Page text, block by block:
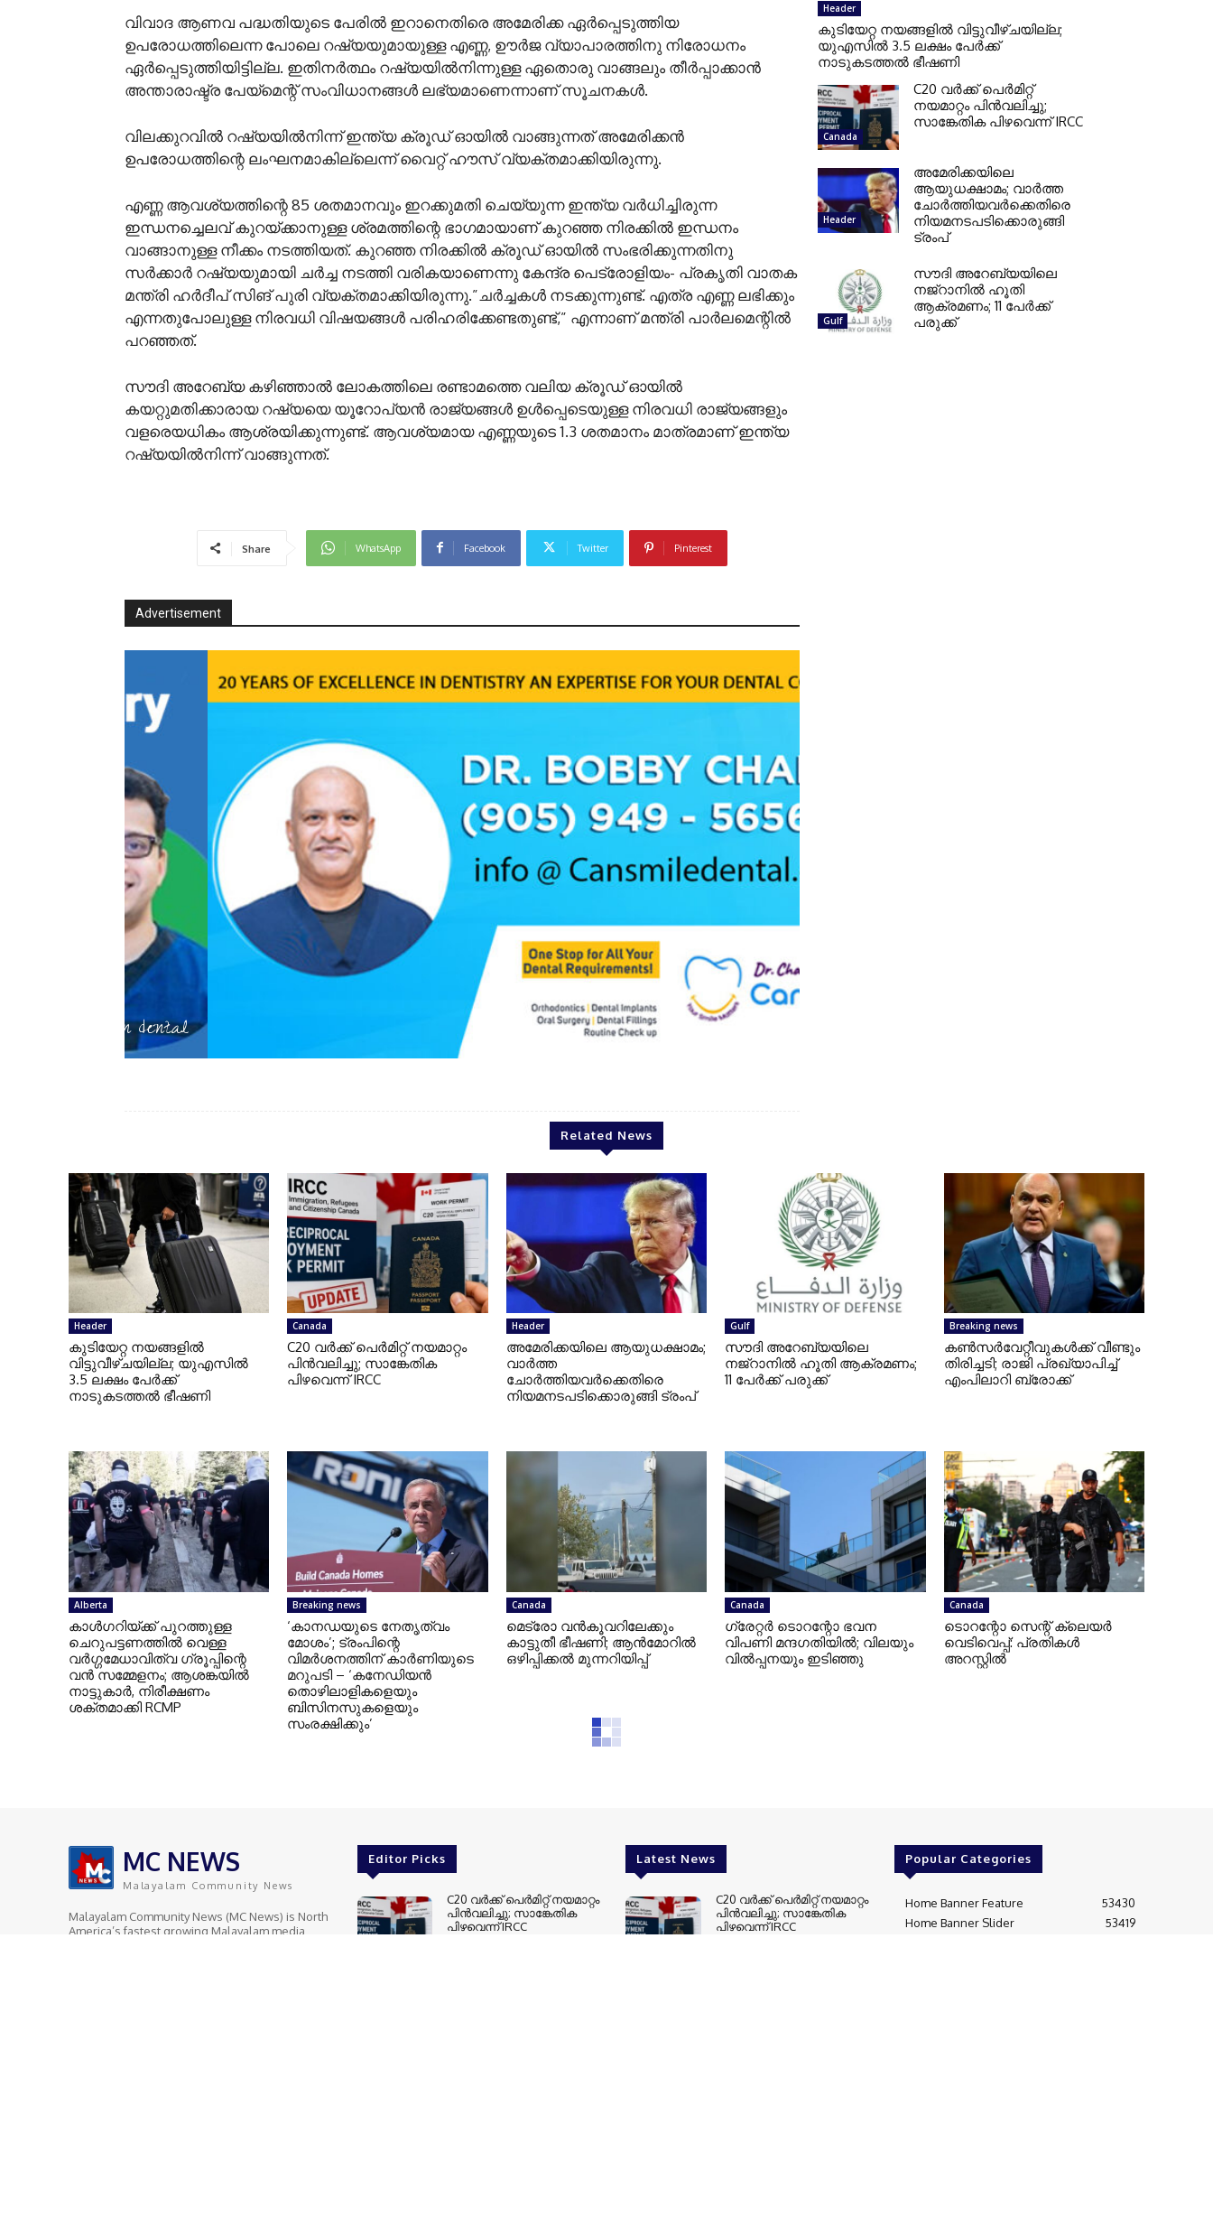
വിവാദ ആണവ പദ്ധതിയുടെ പേരില്‍ ഇറാനെതിരെ അമേരിക്ക ഏര്‍പ്പെടുത്തിയ
ഉപരോധത്തിലെന്ന പോലെ റഷ്യയുമായുള്ള എണ്ണ, ഊര്‍ജ വ്യാപാരത്തിനു നിരോധനം
ഏര്‍പ്പെടുത്തിയിട്ടില്ല. ഇതിനര്‍ത്ഥം റഷ്യയില്‍നിന്നുള്ള ഏതൊരു വാങ്ങലും തീര്‍പ്പാക്കാന്‍
അന്താരാഷ്ട്ര പേയ്മെന്റ് സംവിധാനങ്ങള്‍ ലഭ്യമാണെന്നാണ് സൂചനകൾ.
വിലക്കുറവില്‍ റഷ്യയില്‍നിന്ന് ഇന്ത്യ ക്രൂഡ് ഓയില്‍ വാങ്ങുന്നത് അമേരിക്കന്‍
ഉപരോധത്തിന്റെ ലംഘനമാകില്ലെന്ന് വൈറ്റ് ഹൗസ് വ്യക്തമാക്കിയിരുന്നു.
എണ്ണ ആവശ്യത്തിന്റെ 85 ശതമാനവും ഇറക്കുമതി ചെയ്യുന്ന ഇന്ത്യ വര്‍ധിച്ചിരുന്ന
ഇന്ധനച്ചെലവ് കുറയ്ക്കാനുള്ള ശ്രമത്തിന്റെ ഭാഗമായാണ് കുറഞ്ഞ നിരക്കില്‍ ഇന്ധനം
വാങ്ങാനുള്ള നീക്കം നടത്തിയത്. കുറഞ്ഞ നിരക്കില്‍ ക്രൂഡ് ഓയില്‍ സംഭരിക്കുന്നതിനു
സര്‍ക്കാര്‍ റഷ്യയുമായി ചര്‍ച്ച നടത്തി വരികയാണെന്നു കേന്ദ്ര പെട്രോളിയം- പ്രകൃതി വാതക
മന്ത്രി ഹര്‍ദീപ് സിങ് പുരി വ്യക്തമാക്കിയിരുന്നു.”ചര്‍ച്ചകള്‍ നടക്കുന്നുണ്ട്. എത്ര എണ്ണ ലഭിക്കും
എന്നതുപോലുള്ള നിരവധി വിഷയങ്ങള്‍ പരിഹരിക്കേണ്ടതുണ്ട്,” എന്നാണ് മന്ത്രി പാര്‍ലമെന്റില്‍
പറഞ്ഞത്.
സൗദി അറേബ്യ കഴിഞ്ഞാല്‍ ലോകത്തിലെ രണ്ടാമത്തെ വലിയ ക്രൂഡ് ഓയില്‍
കയറ്റുമതിക്കാരായ റഷ്യയെ യൂറോപ്യന്‍ രാജ്യങ്ങള്‍ ഉള്‍പ്പെടെയുള്ള നിരവധി രാജ്യങ്ങളും
വളരെയധികം ആശ്രയിക്കുന്നുണ്ട്. ആവശ്യമായ എണ്ണയുടെ 1.3 ശതമാനം മാത്രമാണ് ഇന്ത്യ
റഷ്യയില്‍നിന്ന് വാങ്ങുന്നത്.
Share WhatsApp Facebook Twitter Pinterest
Advertisement
Boby Chandi
Header
കുടിയേറ്റ നയങ്ങളില്‍ വിട്ടുവീഴ്ചയില്ല;
യുഎസില്‍ 3.5 ലക്ഷം പേര്‍ക്ക്
നാടുകടത്തല്‍ ഭീഷണി
Canada
C20 വര്‍ക്ക് പെര്‍മിറ്റ്
നയമാറ്റം പിന്‍വലിച്ചു;
സാങ്കേതിക പിഴവെന്ന് IRCC
Header
അമേരിക്കയിലെ
ആയുധക്ഷാമം; വാര്‍ത്ത
ചോര്‍ത്തിയവര്‍ക്കെതിരെ
നിയമനടപടിക്കൊരുങ്ങി
ട്രംപ്
Gulf
സൗദി അറേബ്യയിലെ
നജ്റാനില്‍ ഹൂതി
ആക്രമണം; 11 പേര്‍ക്ക്
പരുക്ക്
Related News
Header
കുടിയേറ്റ നയങ്ങളില്‍
വിട്ടുവീഴ്ചയില്ല; യുഎസില്‍
3.5 ലക്ഷം പേര്‍ക്ക്
നാടുകടത്തല്‍ ഭീഷണി
Canada
C20 വര്‍ക്ക് പെര്‍മിറ്റ് നയമാറ്റം
പിന്‍വലിച്ചു; സാങ്കേതിക
പിഴവെന്ന് IRCC
Header
അമേരിക്കയിലെ ആയുധക്ഷാമം;
വാര്‍ത്ത
ചോര്‍ത്തിയവര്‍ക്കെതിരെ
നിയമനടപടിക്കൊരുങ്ങി ട്രംപ്
Gulf
സൗദി അറേബ്യയിലെ
നജ്റാനില്‍ ഹൂതി ആക്രമണം;
11 പേര്‍ക്ക് പരുക്ക്
Breaking news
കണ്‍സര്‍വേറ്റീവുകള്‍ക്ക് വീണ്ടും
തിരിച്ചടി; രാജി പ്രഖ്യാപിച്ച്
എംപിലാറി ബ്രോക്ക്
Alberta
കാൾഗറിയ്ക്ക് പുറത്തുള്ള
ചെറുപട്ടണത്തിൽ വെള്ള
വർഗ്ഗമേധാവിത്വ ഗ്രൂപ്പിന്റെ
വൻ സമ്മേളനം; ആശങ്കയിൽ
നാട്ടുകാർ, നിരീക്ഷണം
ശക്തമാക്കി RCMP
Breaking news
‘കാനഡയുടെ നേതൃത്വം
മോശം’; ട്രംപിന്റെ
വിമർശനത്തിന് കാർണിയുടെ
മറുപടി – ‘കനേഡിയൻ
തൊഴിലാളികളെയും
ബിസിനസുകളെയും
സംരക്ഷിക്കും’
Canada
മെട്രോ വൻകൂവറിലേക്കും
കാട്ടുതീ ഭീഷണി; ആൻമോറിൽ
ഒഴിപ്പിക്കൽ മുന്നറിയിപ്പ്
Canada
ഗ്രേറ്റര്‍ ടൊറന്റോ ഭവന
വിപണി മന്ദഗതിയില്‍; വിലയും
വില്‍പ്പനയും ഇടിഞ്ഞു
Canada
ടൊറന്റോ സെന്റ് ക്ലെയര്‍
വെടിവെപ്പ്: പ്രതികള്‍
അറസ്റ്റില്‍
Canada Breaking news Canada Header